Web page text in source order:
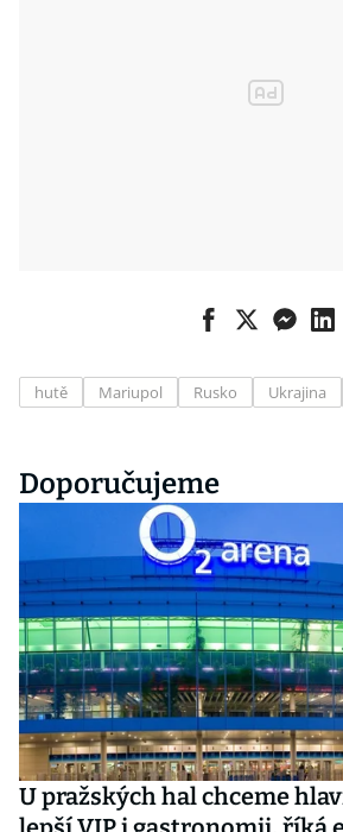
hutě Mariupol Rusko Ukrajina
Doporučujeme
U pražských hal chceme